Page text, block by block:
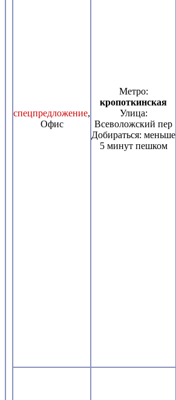
спецпредложение,
Офис
Метро:
кропоткинская
Улица:
Всеволожский пер
Добираться: меньше
5 минут пешком